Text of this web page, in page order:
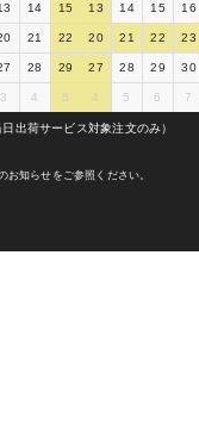
14 15
21 22
28 29
3 4 5
13 14 15 16
20 21 22 23
27 28 29 30
4 5 6 7
出荷サービス対象注文のみ）
お知らせをご参照ください。